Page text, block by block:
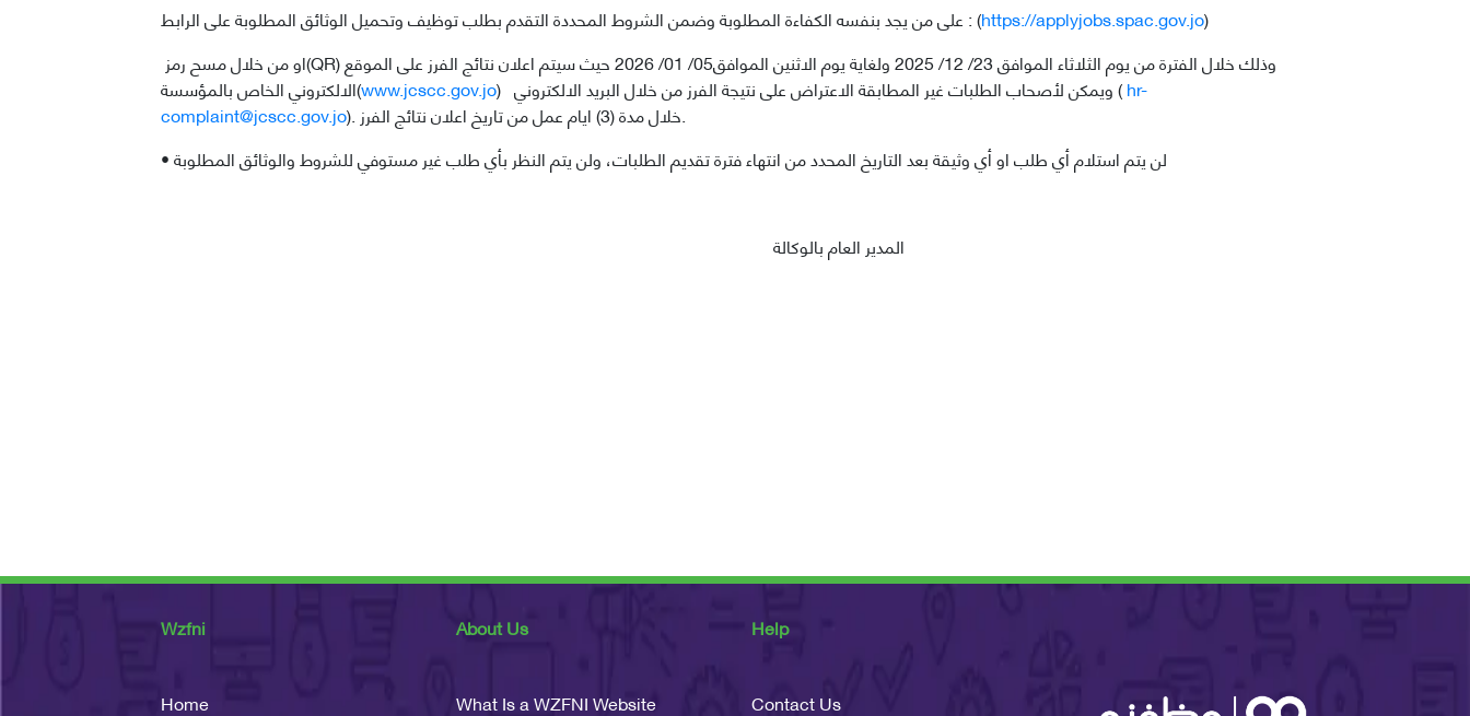
على من يجد بنفسه الكفاءة المطلوبة وضمن الشروط المحددة التقدم بطلب توظيف وتحميل الوثائق المطلوبة على الرابط :(https://applyjobs.spac.gov.jo)
الالكتروني الخاص بالمؤسسة(www.jcscc.gov.jo ) ويمكن لأصحاب الطلبات غير المطابقة الاعتراض على نتيجة الفرز من خلال البريد الالكتروني (hr-
complaint@jcscc.gov.jo
). خلال مدة (3) ايام عمل من تاريخ اعلان نتائج الفرز.
• لن يتم استلام أي طلب او أي وثيقة بعد التاريخ المحدد من انتهاء فترة تقديم الطلبات، ولن يتم النظر بأي طلب غير مستوفي للشروط والوثائق المطلوبة
Wzfni
Home
About Us
What Is a WZFNI Website
Help
Contact Us